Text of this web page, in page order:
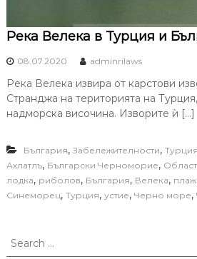
Река Велека в Турция и
08.07.2020 adminrilaws
Река Велека извира от карстови
Странджа на територията на
надморска височина. Изворите ѝ […]
България, Забележителности, Турция
Ахлатлъ, Български Черноморие,
лодка, риболов, България, Велека, плаж
Синеморец, Турция, устие, Черно море,
S